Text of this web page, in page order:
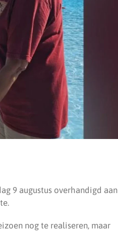
9 augustus overhandigd aan
nog te realiseren, maar